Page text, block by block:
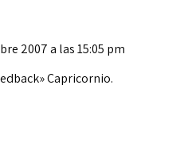
2007 a las 15:05 pm
Capricornio.